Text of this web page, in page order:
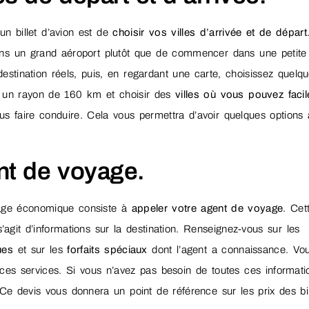
billet d’avion est dechoisir vos villes d’arrivée et de départ
un grand aéroport plutôt que de commencer dans une petite
réels, puis, en regardant une carte, choisissez
un rayon de 160 km et choisir desvilles où vous pouvez
faire conduire. Cela vous permettra d’avoir quelques options
de voyage.
économique consiste à appeler votre agent de voyage.
d’informations sur la destination. Renseignez-vous sur les
et sur lesforfaits spéciaux dont l’agent a connaissance.
services. Si vous n’avez pas besoin de toutes ces
devis vous donnera un point de référence sur les prix des